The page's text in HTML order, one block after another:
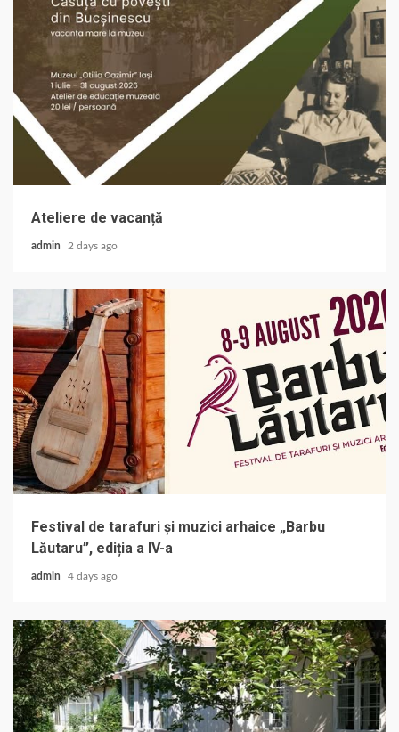
Ateliere de vacanță
admin 2 days ago
Festival de tarafuri și muzici arhaice „Barbu
Lăutaru”, ediția a IV-a
admin 4 days ago